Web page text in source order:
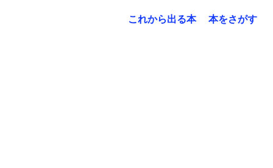
これから出る本 本をさがす